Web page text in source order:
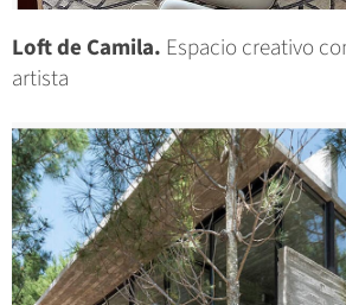
Loft de Camila. Espacio creativo
artista